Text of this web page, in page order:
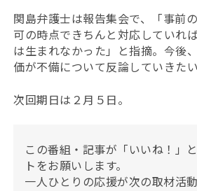
関島弁護士は報告集会で、「事前
可の時点できちんと対応していれ
は生まれなかった」と指摘。今後
価が不備について反論していきた
次回期日は２月５日。
この番組・記事が「いいね！」
トをお願いします。
一人ひとりの応援が次の取材活